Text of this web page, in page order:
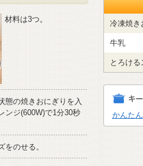
材料は3つ。
態の焼きおにぎりを入
ンジ(600W)で1分30秒
のせる。
冷凍焼き
牛乳
とろけ
かんた